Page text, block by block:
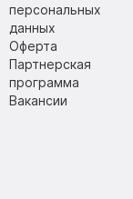
персональных
данных
Оферта
Партнерская
программа
Вакансии